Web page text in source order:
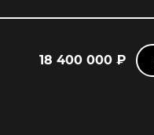
18 400 000 ₽